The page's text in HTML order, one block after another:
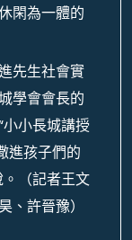
閑為一體的
先生社會實
學會會長的
小長城講授
進孩子們的
（記者王文
許晉豫）